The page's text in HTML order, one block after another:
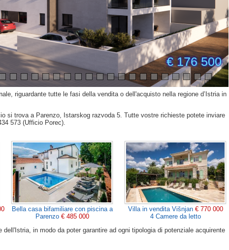
€ 176 500
riguardante tutte le fasi della vendita o dell'acquisto nella regione d’Istria in
si trova a Parenzo, Istarskog razvoda 5. Tutte vostre richieste potete inviare
573 (Ufficio Porec).
Bella casa bifamiliare con piscina a
Parenzo € 485 000
Villa in vendita Višnjan € 770 000
4 Camere da letto
in modo da poter garantire ad ogni tipologia di potenziale acquirente